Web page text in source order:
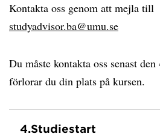
Kontakta oss genom att mejla till
studyadvisor.ba@umu.se
Du måste kontakta oss senast
förlorar du din plats på kursen.
4.Studiestart